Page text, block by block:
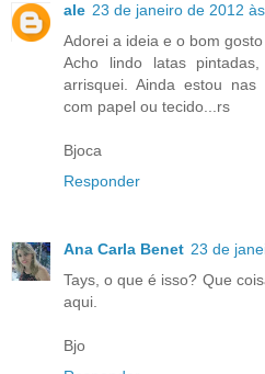
ale 23 de janeiro de 2012
Adorei a ideia e o bom
Acho lindo latas
arrisquei. Ainda estou
com papel ou tecido...rs
Bjoca
Responder
Ana Carla Benet 23 de
Tays, o que é isso? Que
aqui.
Bjo